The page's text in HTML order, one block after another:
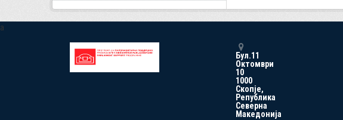
a
Бул.11
Октомври
10
1000
Скопје,
Република
Северна
Македонија